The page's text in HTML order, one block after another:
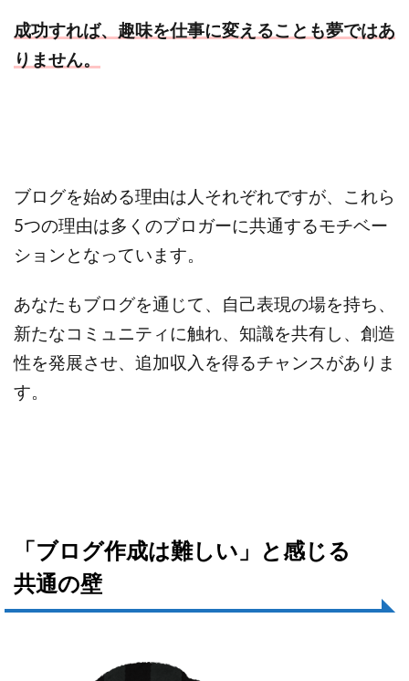
成功すれば、趣味を仕事に変えることも夢ではあ
りません。
ブログを始める理由は人それぞれですが、これら
5つの理由は多くのブロガーに共通するモチベー
ションとなっています。
あなたもブログを通じて、自己表現の場を持ち、
新たなコミュニティに触れ、知識を共有し、創造
性を発展させ、追加収入を得るチャンスがありま
す。
「ブログ作成は難しい」と感じる
共通の壁